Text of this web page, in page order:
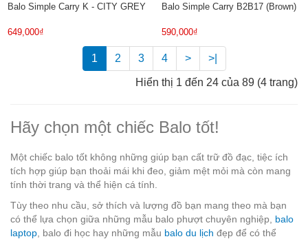
Balo Simple Carry K - CITY GREY
649,000₫
Balo Simple Carry B2B17 (Brown)
590,000₫
1 2 3 4 > >|
Hiển thị 1 đến 24 của 89 (4 trang)
Hãy chọn một chiếc Balo tốt!
Một chiếc balo tốt không những giúp bạn cất trữ đồ đạc, tiệc ích
tích hợp giúp bạn thoải mái khi đeo, giảm mệt mỏi mà còn mang
tính thời trang và thể hiện cá tính.
Tùy theo nhu cầu, sở thích và lượng đồ bạn mang theo mà bạn
có thể lựa chọn giữa những mẫu balo phượt chuyên nghiệp, balo
laptop , balo đi học hay những mẫu balo du lịch đẹp để có thể